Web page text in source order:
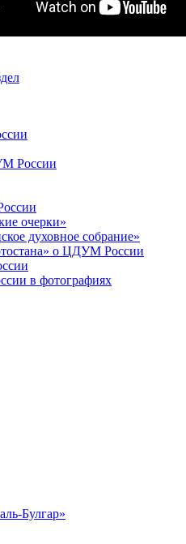
России
очерки»
духовное собрание»
о ЦДУМ России
в фотографиях
Булгар»